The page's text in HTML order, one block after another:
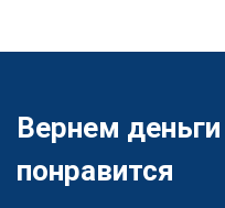
Вернем
понравится